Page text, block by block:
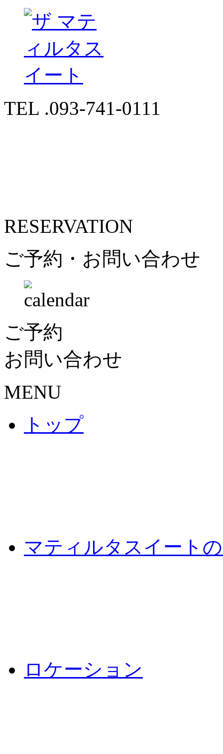
TEL .093-741-0111
RESERVATION
ご予約・お問い合わせ
ご予約
お問い合わせ
MENU
トップ
マティルタスイート
ロケーション